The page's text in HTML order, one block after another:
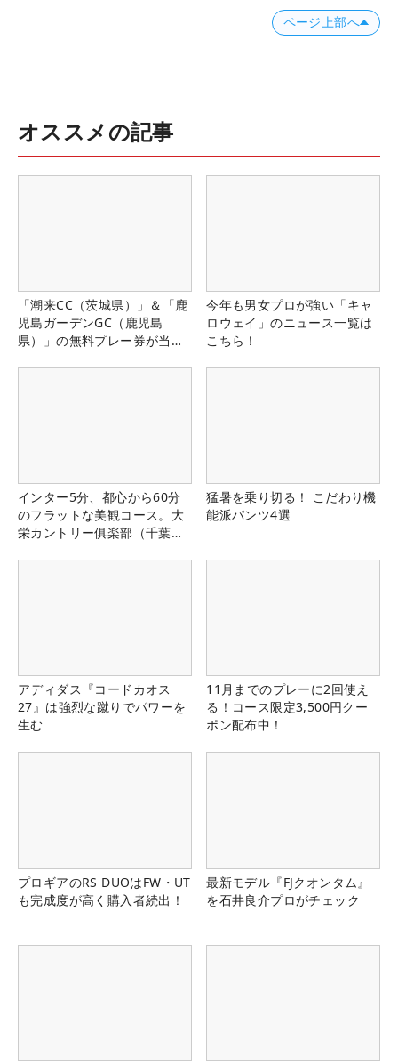
ページ上部へ
オススメの記事
「潮来CC（茨城県）」＆「鹿
児島ガーデンGC（鹿児島
県）」の無料プレー券が当た
今年も男女プロが強い「キャ
ロウェイ」のニュース一覧は
こちら！
インター5分、都心から60分
のフラットな美観コース。大
栄カントリー俱楽部（千葉
猛暑を乗り切る！ こだわり機
能派パンツ4選
アディダス『コードカオス
27』は強烈な蹴りでパワーを
生む
11月までのプレーに2回使え
る！コース限定3,500円クー
ポン配布中！
プロギアのRS DUOはFW・UT
も完成度が高く購入者続出！
最新モデル『FJクオンタム』
を石井良介プロがチェック